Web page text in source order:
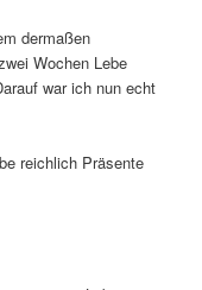
dermaßen
Wochen Lebe
war ich nun echt
reichlich Präsente